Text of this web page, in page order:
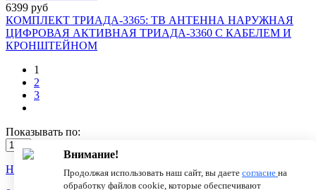
6399 руб
КОМПЛЕКТ ТРИАДА-3365: ТВ АНТЕННА НАРУЖНАЯ
ЦИФРОВАЯ АКТИВНАЯ ТРИАДА-3360 С КАБЕЛЕМ И
КРОНШТЕЙНОМ
1
2
3
Показывать по:
Новости О компанииСтатьи
Внимание!
Продолжая использовать наш сайт, вы даете согласие на
обработку файлов cookie, которые обеспечивают